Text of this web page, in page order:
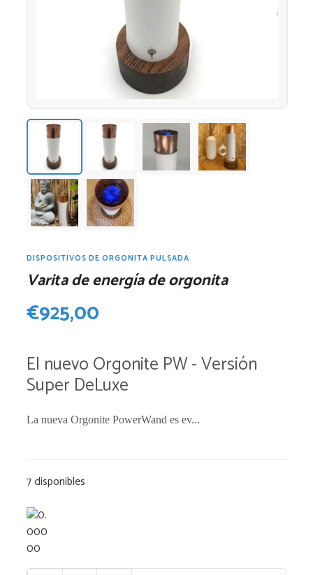
DISPOSITIVOS DE ORGONITA PULSADA
Varita de energía de orgonita
€925,00
El nuevo Orgonite PW - Versión
Super DeLuxe
La nueva Orgonite PowerWand es ev...
7 disponibles